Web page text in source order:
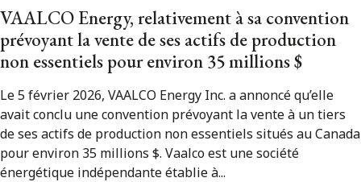
VAALCO Energy, relativement à sa convention
prévoyant la vente de ses actifs de production
non essentiels pour environ 35 millions $
Le 5 février 2026, VAALCO Energy Inc. a annoncé qu’elle
avait conclu une convention prévoyant la vente à un tiers
de ses actifs de production non essentiels situés au Canada
pour environ 35 millions $. Vaalco est une société
énergétique indépendante établie à...